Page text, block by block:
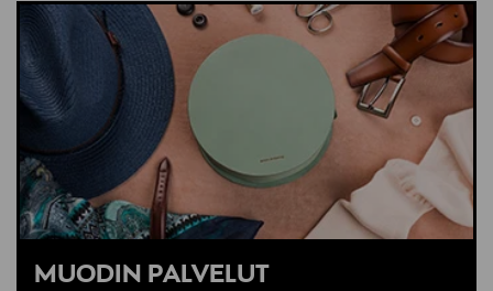
LUE LISÄÄ
MUODIN PALVELUT